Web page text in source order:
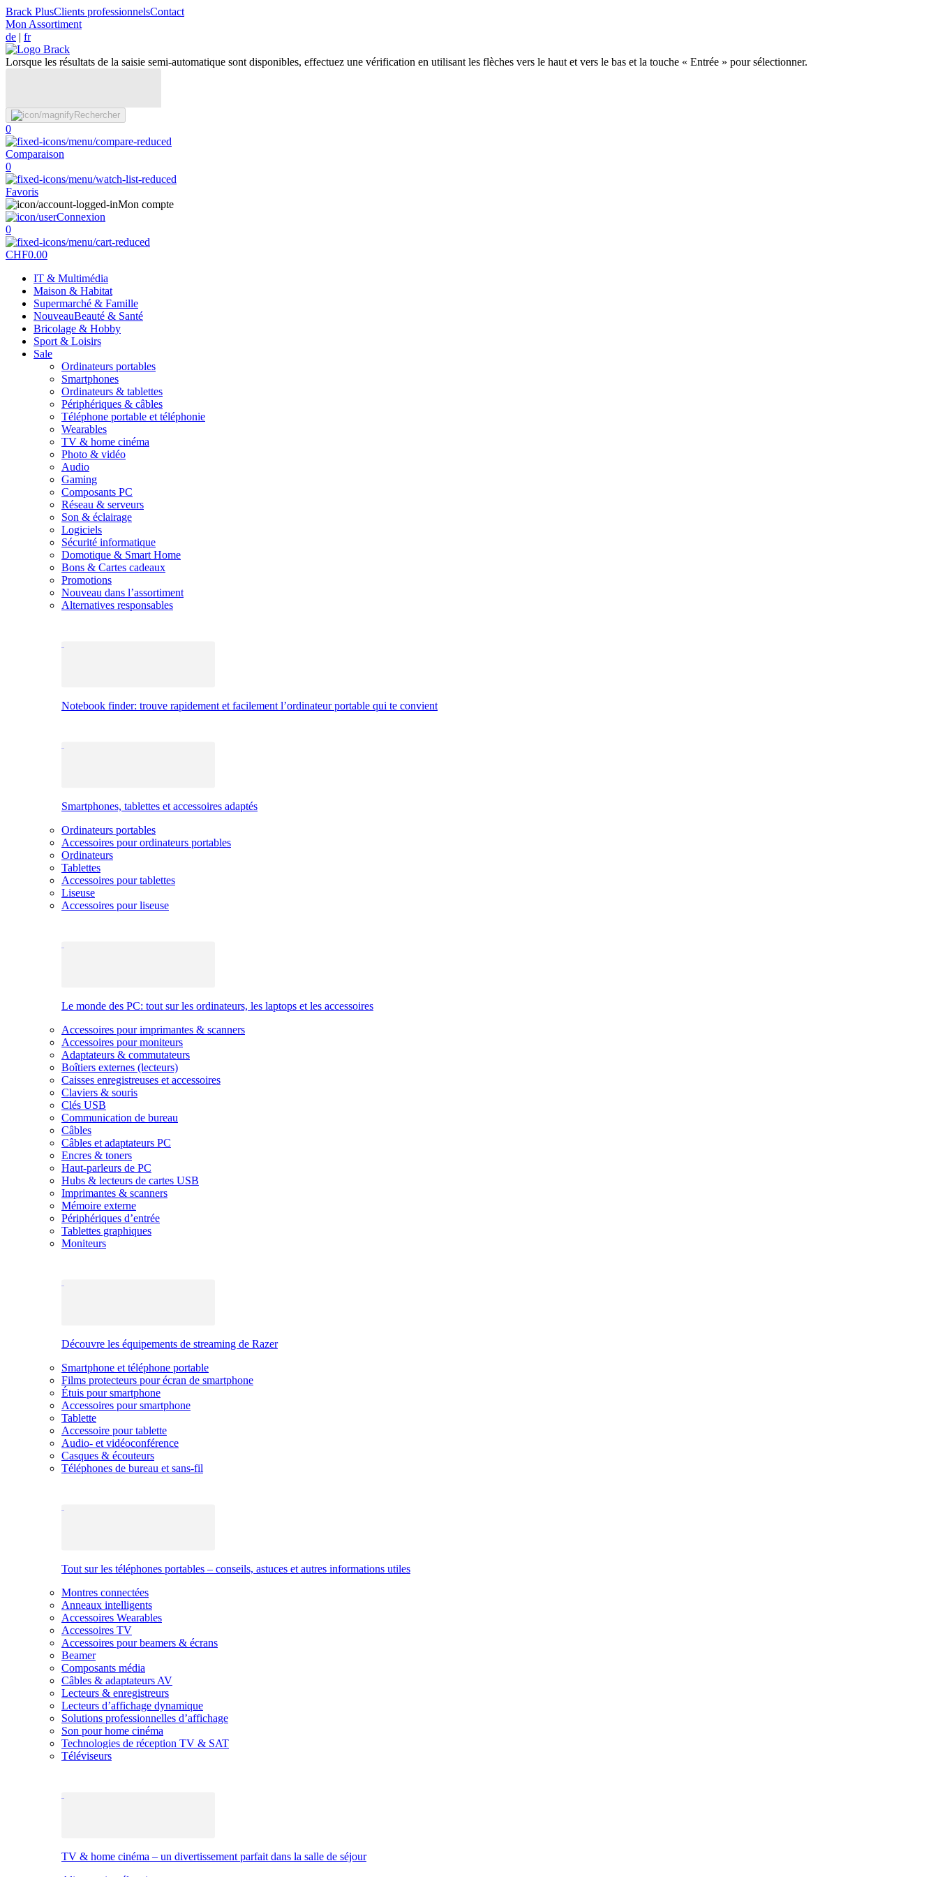
Brack PlusClients professionnelsContact
Mon Assortiment
de | fr
Lorsque les résultats de la saisie semi-automatique sont disponibles, effectuez une vérification en utilisant les flèches vers le haut et vers le bas et la touche « Entrée » pour sélectionner.
Rechercher
0
Comparaison
0
Favoris
Mon compte
Connexion
0
CHF0.00
IT & Multimédia
Maison & Habitat
Supermarché & Famille
NouveauBeauté & Santé
Bricolage & Hobby
Sport & Loisirs
Sale
Ordinateurs portables
Smartphones
Ordinateurs & tablettes
Périphériques & câbles
Téléphone portable et téléphonie
Wearables
TV & home cinéma
Photo & vidéo
Audio
Gaming
Composants PC
Réseau & serveurs
Son & éclairage
Logiciels
Sécurité informatique
Domotique & Smart Home
Bons & Cartes cadeaux
Promotions
Nouveau dans l’assortiment
Alternatives responsables
Notebook finder: trouve rapidement et facilement l’ordinateur portable qui te convient
Smartphones, tablettes et accessoires adaptés
Ordinateurs portables
Accessoires pour ordinateurs portables
Ordinateurs
Tablettes
Accessoires pour tablettes
Liseuse
Accessoires pour liseuse
Le monde des PC: tout sur les ordinateurs, les laptops et les accessoires
Accessoires pour imprimantes & scanners
Accessoires pour moniteurs
Adaptateurs & commutateurs
Boîtiers externes (lecteurs)
Caisses enregistreuses et accessoires
Claviers & souris
Clés USB
Communication de bureau
Câbles
Câbles et adaptateurs PC
Encres & toners
Haut-parleurs de PC
Hubs & lecteurs de cartes USB
Imprimantes & scanners
Mémoire externe
Périphériques d’entrée
Tablettes graphiques
Moniteurs
Découvre les équipements de streaming de Razer
Smartphone et téléphone portable
Films protecteurs pour écran de smartphone
Étuis pour smartphone
Accessoires pour smartphone
Tablette
Accessoire pour tablette
Audio- et vidéoconférence
Casques & écouteurs
Téléphones de bureau et sans-fil
Tout sur les téléphones portables – conseils, astuces et autres informations utiles
Montres connectées
Anneaux intelligents
Accessoires Wearables
Accessoires TV
Accessoires pour beamers & écrans
Beamer
Composants média
Câbles & adaptateurs AV
Lecteurs & enregistreurs
Lecteurs d’affichage dynamique
Solutions professionnelles d’affichage
Son pour home cinéma
Technologies de réception TV & SAT
Téléviseurs
TV & home cinéma – un divertissement parfait dans la salle de séjour